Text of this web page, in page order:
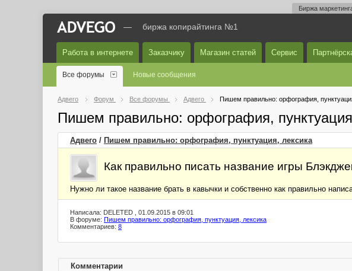
Биржа
— биржа копирайтинга №1
Работа в интернете Заказчику Магазин статей Сервис
Все форумы Новые сообщения
Адвего Форум Все форумы Адвего Пишем правильно: орфография,
Пишем правильно: орфография,
Адвего / Пишем правильно: орфография, пунктуация, лексика
Как правильно писать название игры
Нужно ли такое название брать в кавычки и собственно как правильно
Написала: DELETED , 01.09.2015 в 09:01
В форуме: Пишем правильно: орфография, пунктуация, лексика
Комментариев: 8
Комментарии